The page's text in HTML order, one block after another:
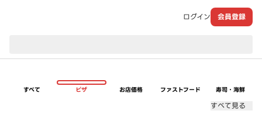
ログイン 会員登録
すべて ピザ お店価格 ファストフード 寿司・海鮮
すべて見る